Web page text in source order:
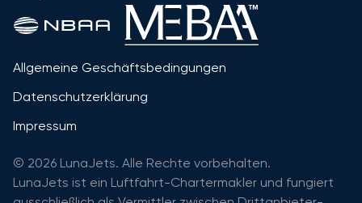
Allgemeine Geschäftsbedingungen
Datenschutzerklärung
Impressum
© 2026 LunaJets. Alle Rechte vorbehalten.
LunaJets ist ein Luftfahrt-Chartermakler und fungiert